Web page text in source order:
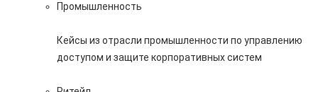
Промышленность
Кейсы из отрасли промышленности по управлению
доступом и защите корпоративных систем